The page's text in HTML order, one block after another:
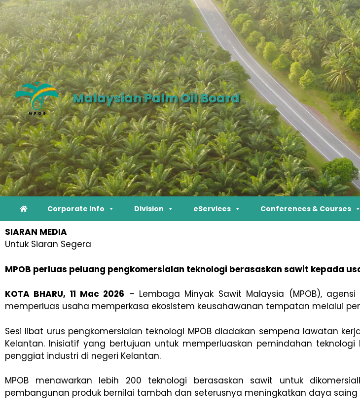
Malaysian Palm Oil Board
Corporate Info Division eServices Conferences & Courses
SIARAN MEDIA
Untuk Siaran Segera
MPOB perluas peluang pengkomersialan teknologi berasaskan sawit kepada
KOTA BHARU, 11 Mac 2026 – Lembaga Minyak Sawit Malaysia (MPOB),
memperluas usaha memperkasa ekosistem keusahawanan tempatan melalui
Sesi libat urus pengkomersialan teknologi MPOB diadakan sempena lawatan
Kelantan. Inisiatif yang bertujuan untuk memperluaskan pemindahan
penggiat industri di negeri Kelantan.
MPOB menawarkan lebih 200 teknologi berasaskan sawit untuk
pembangunan produk bernilai tambah dan seterusnya meningkatkan daya